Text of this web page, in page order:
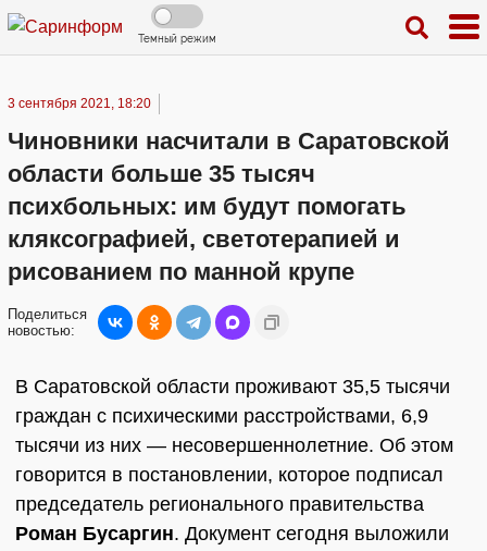
Темный режим
3 сентября 2021, 18:20
Чиновники насчитали в Саратовской
области больше 35 тысяч
психбольных: им будут помогать
кляксографией, светотерапией и
рисованием по манной крупе
Поделиться
новостью:
В Саратовской области проживают 35,5 тысячи
граждан с психическими расстройствами, 6,9
тысячи из них — несовершеннолетние. Об этом
говорится в постановлении, которое подписал
председатель регионального правительства
Роман Бусаргин. Документ сегодня выложили